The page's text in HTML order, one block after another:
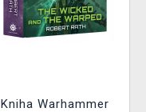
Kniha Warhammer